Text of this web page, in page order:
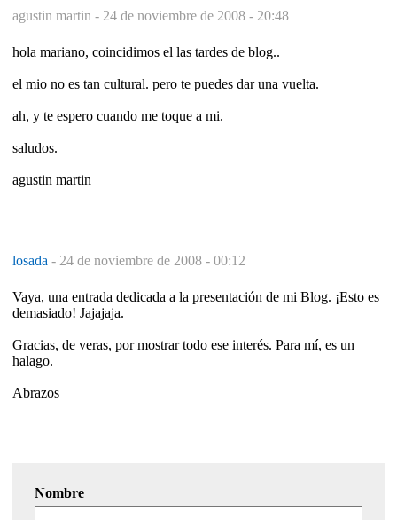
agustin martin - 24 de noviembre de 2008 - 20:48
hola mariano, coincidimos el las tardes de blog..
el mio no es tan cultural. pero te puedes dar una vuelta.
ah, y te espero cuando me toque a mi.
saludos.
agustin martin
losada - 24 de noviembre de 2008 - 00:12
Vaya, una entrada dedicada a la presentación de mi Blog. ¡Esto es
demasiado! Jajajaja.
Gracias, de veras, por mostrar todo ese interés. Para mí, es un
halago.
Abrazos
Nombre